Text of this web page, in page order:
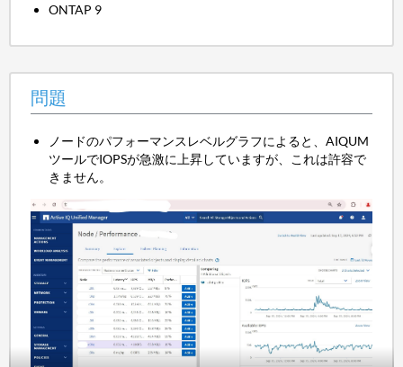
ONTAP 9
問題
ノードのパフォーマンスレベルグラフによると、AIQUM
ツールでIOPSが急激に上昇していますが、これは許容で
きません。